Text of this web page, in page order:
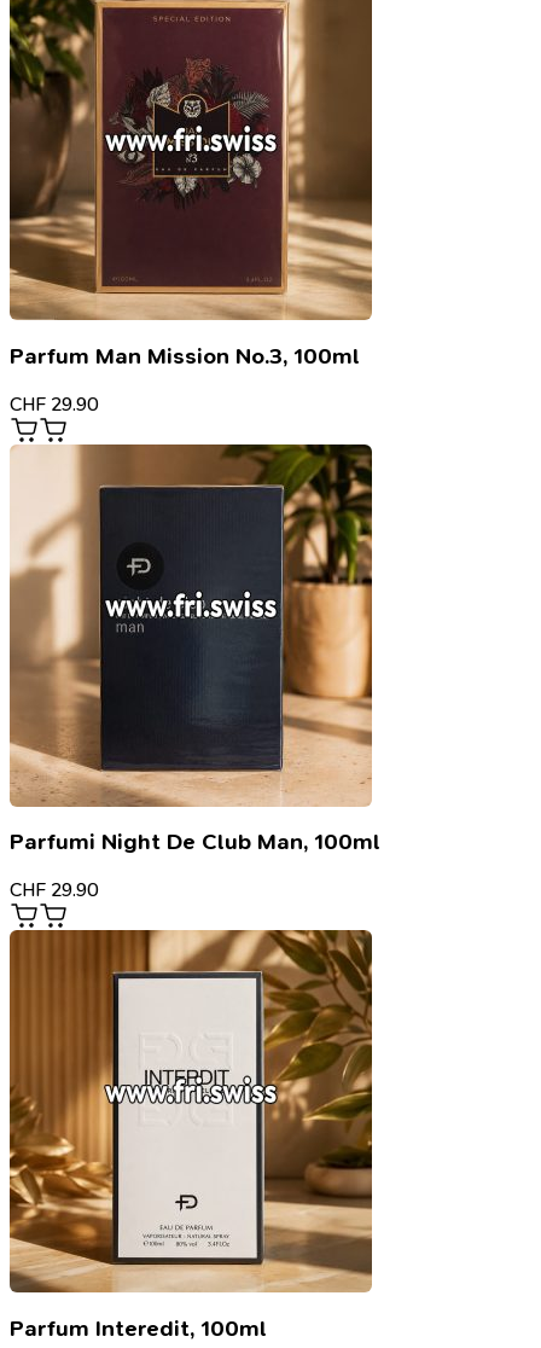
Parfum Man Mission No.3, 100ml
CHF 29.90
Parfumi Night De Club Man, 100ml
CHF 29.90
Parfum Interedit, 100ml